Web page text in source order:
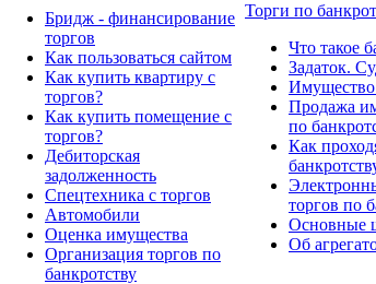
Бридж - финансирование
торгов
Как пользоваться сайтом
Как купить квартиру с
торгов?
Как купить помещение с
торгов?
Дебиторская
задолженность
Спецтехника с торгов
Автомобили
Оценка имущества
Организация торгов по
банкротству
Торги по
Что такое
Задаток.
Имущество
Продажа
по
Как
торгов по
Основные
Об